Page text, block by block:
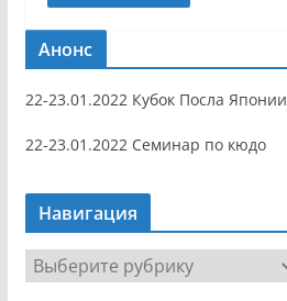
Анонс
22-23.01.2022 Кубок Посла Японии
22-23.01.2022 Семинар по кюдо
Навигация
Н
а